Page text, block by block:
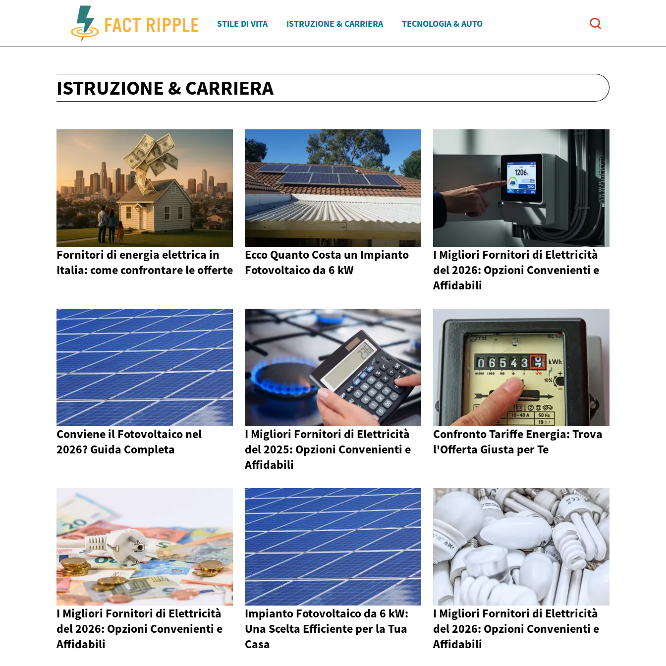
STILE DI VITA ISTRUZIONE & CARRIERA TECNOLOGIA & AUTO
ISTRUZIONE & CARRIERA
Fornitori di energia elettrica in
Italia: come confrontare le offerte
Ecco Quanto Costa un Impianto
Fotovoltaico da 6 kW
I Migliori Fornitori di Elettricità
del 2026: Opzioni Convenienti e
Affidabili
Conviene il Fotovoltaico nel
2026? Guida Completa
I Migliori Fornitori di Elettricità
del 2025: Opzioni Convenienti e
Affidabili
Confronto Tariffe Energia: Trova
l'Offerta Giusta per Te
I Migliori Fornitori di Elettricità
del 2026: Opzioni Convenienti e
Affidabili
Impianto Fotovoltaico da 6 kW:
Una Scelta Efficiente per la Tua
Casa
I Migliori Fornitori di Elettricità
del 2026: Opzioni Convenienti e
Affidabili